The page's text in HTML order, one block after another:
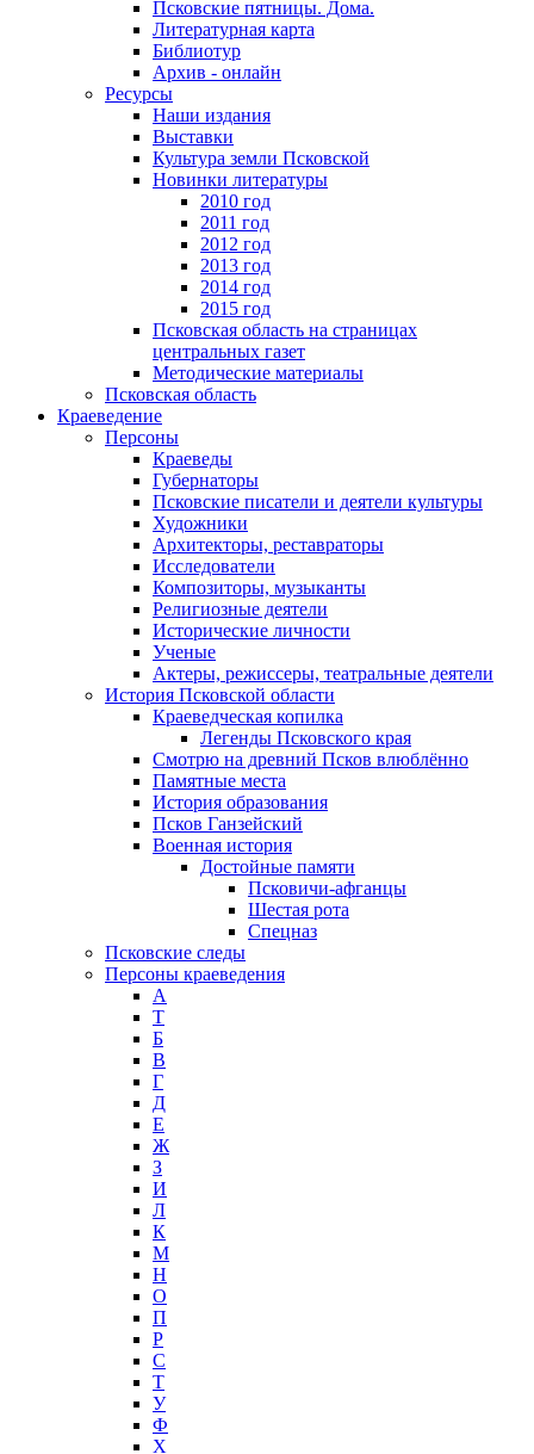
Псковские пятницы. Дома.
Литературная карта
Библиотур
Архив - онлайн
Ресурсы
Наши издания
Выставки
Культура земли Псковской
Новинки литературы
2010 год
2011 год
2012 год
2013 год
2014 год
2015 год
Псковская область на страницах
центральных газет
Методические материалы
Псковская область
Краеведение
Персоны
Краеведы
Губернаторы
Псковские писатели и деятели культуры
Художники
Архитекторы, реставраторы
Исследователи
Композиторы, музыканты
Религиозные деятели
Исторические личности
Ученые
Актеры, режиссеры, театральные деятели
История Псковской области
Краеведческая копилка
Легенды Псковского края
Смотрю на древний Псков влюблённо
Памятные места
История образования
Псков Ганзейский
Военная история
Достойные памяти
Псковичи-афганцы
Шестая рота
Спецназ
Псковские следы
Персоны краеведения
А
T
Б
В
Г
Д
Е
Ж
З
И
Л
К
М
Н
О
П
Р
С
Т
У
Ф
Х